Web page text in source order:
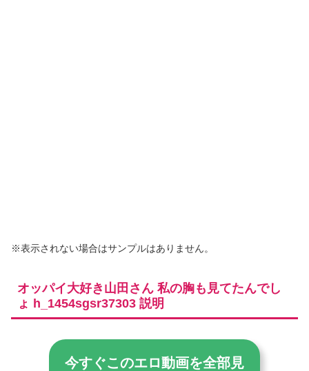
※表示されない場合はサンプルはありません。
オッパイ大好き山田さん 私の胸も見てたんでし
ょ h_1454sgsr37303 説明
今すぐこのエロ動画を全部見